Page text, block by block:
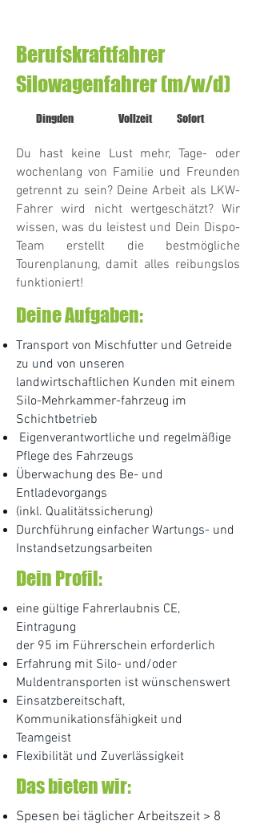
Berufskraftfahrer
Silowagenfahrer (m/w/d)
Dingden Vollzeit Sofort
Du hast keine Lust mehr, Tage- oder
wochenlang von Familie und Freunden
getrennt zu sein? Deine Arbeit als LKW-
Fahrer wird nicht wertgeschätzt? Wir
wissen, was du leistest und Dein Dispo-
Team erstellt die bestmögliche
Tourenplanung, damit alles reibungslos
funktioniert!
Deine Aufgaben:
Transport von Mischfutter und Getreide
zu und von unseren
landwirtschaftlichen Kunden mit einem
Silo-Mehrkammer-fahrzeug im
Schichtbetrieb
Eigenverantwortliche und regelmäßige
Pflege des Fahrzeugs
Überwachung des Be- und
Entladevorgangs
(inkl. Qualitätssicherung)
Durchführung einfacher Wartungs- und
Instandsetzungsarbeiten
Dein Profil:
eine gültige Fahrerlaubnis CE,
Eintragung
der 95 im Führerschein erforderlich
Erfahrung mit Silo- und/oder
Muldentransporten ist wünschenswert
Einsatzbereitschaft,
Kommunikationsfähigkeit und
Teamgeist
Flexibilität und Zuverlässigkeit
Das bieten wir:
Spesen bei täglicher Arbeitszeit > 8